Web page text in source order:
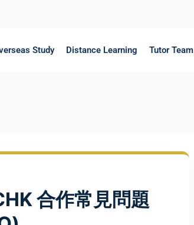
Study Distance Learning Tutor Team
合作常見問題